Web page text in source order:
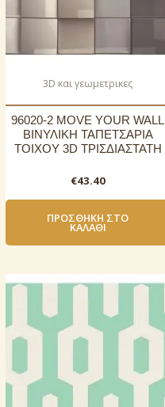
3D και γεωμετρικες
96020-2 MOVE YOUR WALL
ΒΙΝΥΛΙΚΗ ΤΑΠΕΤΣΑΡΙΑ
ΤΟΙΧΟΥ 3D ΤΡΙΣΔΙΑΣΤΑΤΗ
€43.40
ΠΡΟΣΘΉΚΗ ΣΤΟ
ΚΑΛΆΘΙ